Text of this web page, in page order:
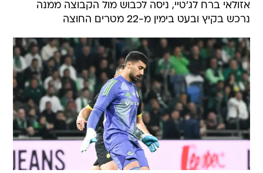
אזולאי ברח לג'טיי, ניסה לכבוש מול הקבוצה ממנה
נרכש בקיץ ובעט בימין מ-22 מטרים החוצה